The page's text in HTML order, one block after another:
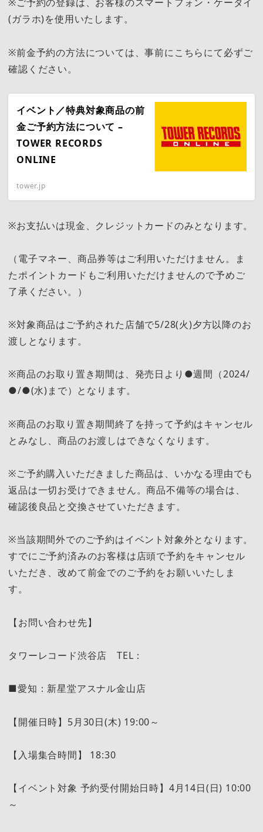
(ガラホ)を使用いたします。
※前金予約の方法については、事前にこちらにて必ずご
確認ください。
イベント／特典対象商品の前
金ご予約方法について –
TOWER RECORDS
ONLINE
tower.jp
※お支払いは現金、クレジットカードのみとなります。
（電子マネー、商品券等はご利用いただけません。ま
たポイントカードもご利用いただけませんので予めご
了承ください。）
※対象商品はご予約された店舗で5/28(火)夕方以降のお
渡しとなります。
※商品のお取り置き期間は、発売日より●週間（2024/
●/●(水)まで）となります。
※商品のお取り置き期間終了を持って予約はキャンセル
とみなし、商品のお渡しはできなくなります。
※ご予約購入いただきました商品は、いかなる理由でも
返品は一切お受けできません。商品不備等の場合は、
確認後良品と交換させていただきます。
※当該期間外でのご予約はイベント対象外となります。
すでにご予約済みのお客様は店頭で予約をキャンセル
いただき、改めて前金でのご予約をお願いいたしま
す。
【お問い合わせ先】
タワーレコード渋谷店 TEL：
■愛知：新星堂アスナル金山店
【開催日時】5月30日(木) 19:00～
【入場集合時間】 18:30
【イベント対象 予約受付開始日時】4月14日(日) 10:00
～